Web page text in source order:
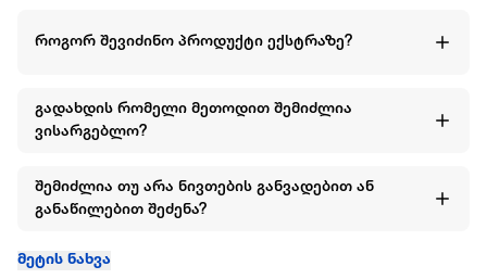
როგორ შევიძინო პროდუქტი ექსტრაზე?
გადახდის რომელი მეთოდით შემიძლია
ვისარგებლო?
შემიძლია თუ არა ნივთების განვადებით ან
განაწილებით შეძენა?
მეტის ნახვა